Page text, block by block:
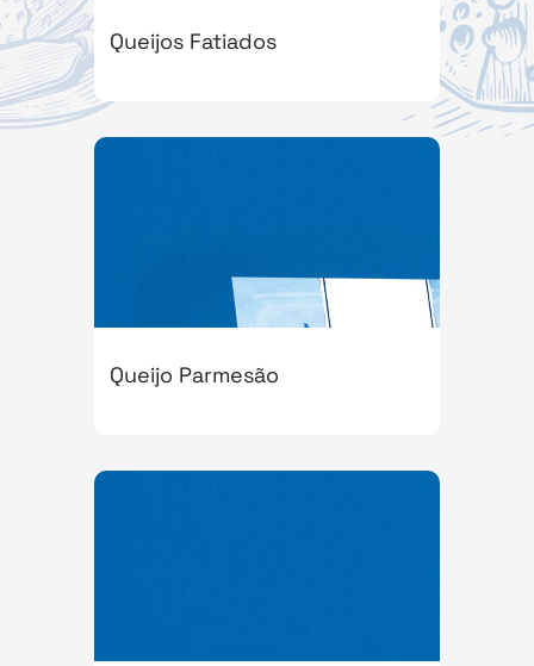
Queijos Fatiados
Queijo Parmesão